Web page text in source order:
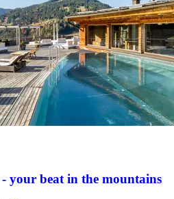
your beat in the mountains